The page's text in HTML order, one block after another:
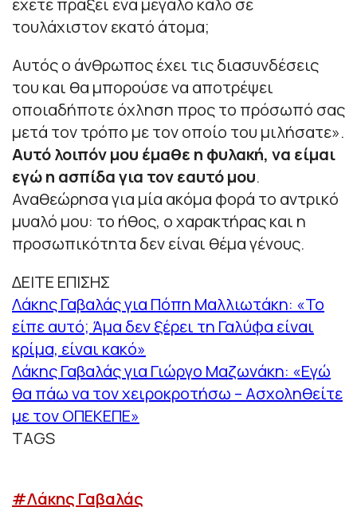
τουλάχιστον εκατό άτομα;
Αυτός ο άνθρωπος έχει τις διασυνδέσεις
του και θα μπορούσε να αποτρέψει
οποιαδήποτε όχληση προς το πρόσωπό σας
μετά τον τρόπο με τον οποίο του μιλήσατε».
Αυτό λοιπόν μου έμαθε η φυλακή, να είμαι
εγώ η ασπίδα για τον εαυτό μου.
Αναθεώρησα για μία ακόμα φορά το αντρικό
μυαλό μου: το ήθος, ο χαρακτήρας και η
προσωπικότητα δεν είναι θέμα γένους.
ΔΕΙΤΕ ΕΠΙΣΗΣ
Λάκης Γαβαλάς για Πόπη Μαλλιωτάκη: «Το
είπε αυτό; Άμα δεν ξέρει τη Γαλύφα είναι
κρίμα, είναι κακό»
Λάκης Γαβαλάς για Γιώργο Μαζωνάκη: «Εγώ
θα πάω να τον χειροκροτήσω – Ασχοληθείτε
με τον ΟΠΕΚΕΠΕ»
TAGS
#Λάκης Γαβαλάς